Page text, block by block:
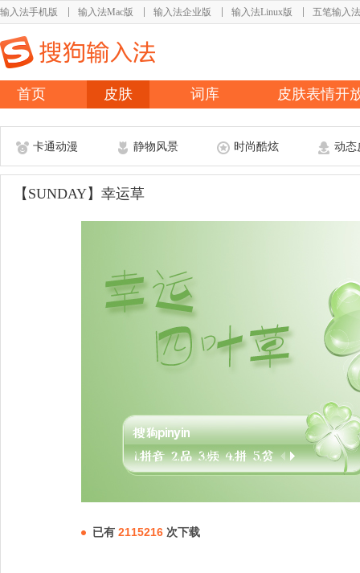
输入法手机版 输入法Mac版 输入法企业版 输入法Linux版 五笔输入法
首页 皮肤 词库 皮肤表情开
卡通动漫 静物风景 时尚酷炫 动态
【SUNDAY】幸运草
已有 2115216 次下载